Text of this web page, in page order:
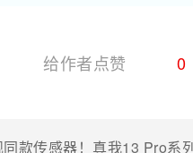
给作者点赞 0
款传感器！真我13 Pro系